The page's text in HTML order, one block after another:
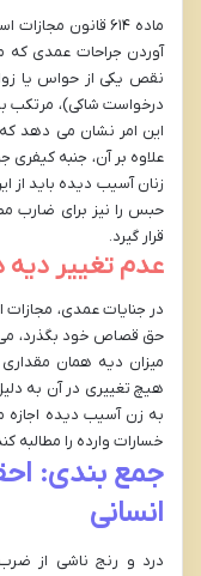
ماده ۶۱۴ قانون
آوردن جراحات عمدی که
نقص یکی از حواس یا
درخواست شاکی)، مرتکب
این امر نشان می دهد
علاوه بر آن، جنبه کیفری
زنان آسیب دیده باید از
حبس را نیز برای ضارب
قرار گیرد.
عدم تغییر
در جنایات عمدی،
حق قصاص خود بگذرد، می
میزان دیه همان
هیچ تغییری در آن به
به زن آسیب دیده اجازه
خسارات وارده را مطالبه
جمع بندی:
انسانی
درد و رنج ناشی از